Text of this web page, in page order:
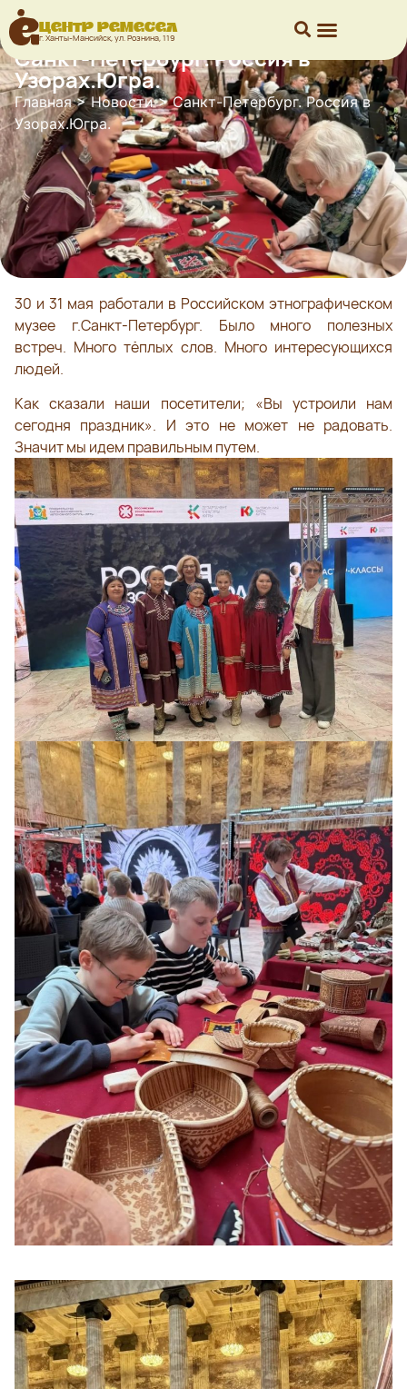
Центр ремесел
г. Ханты-Мансийск, ул. Рознина, 119
Санкт-Петербург. Россия в
Узорах.Югра.
Главная>Новости>Санкт-Петербург. Россия в
Узорах.Югра.
30 и 31 мая работали в Российском этнографическом
музее г.Санкт-Петербург. Было много полезных
встреч. Много тёплых слов. Много интересующихся
людей.
Как сказали наши посетители; «Вы устроили нам
сегодня праздник». И это не может не радовать.
Значит мы идем правильным путем.